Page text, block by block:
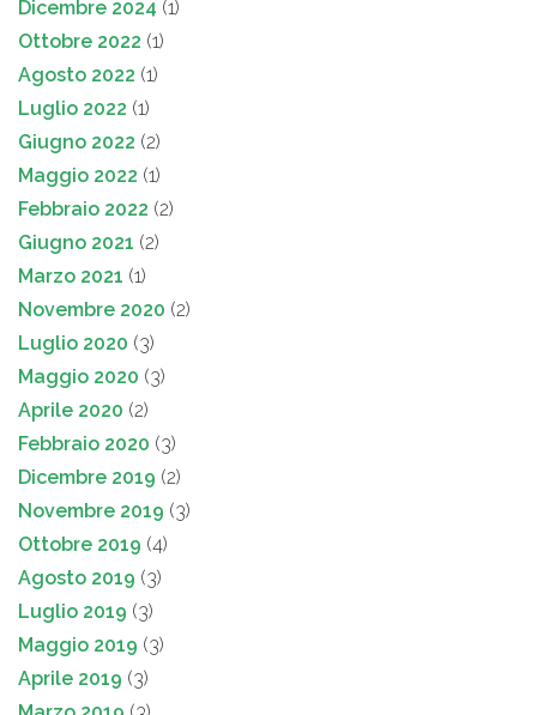
Dicembre 2024 (1)
Ottobre 2022 (1)
Agosto 2022 (1)
Luglio 2022 (1)
Giugno 2022 (2)
Maggio 2022 (1)
Febbraio 2022 (2)
Giugno 2021 (2)
Marzo 2021 (1)
Novembre 2020 (2)
Luglio 2020 (3)
Maggio 2020 (3)
Aprile 2020 (2)
Febbraio 2020 (3)
Dicembre 2019 (2)
Novembre 2019 (3)
Ottobre 2019 (4)
Agosto 2019 (3)
Luglio 2019 (3)
Maggio 2019 (3)
Aprile 2019 (3)